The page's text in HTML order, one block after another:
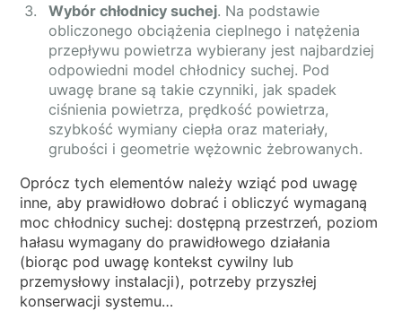
Wybór chłodnicy suchej. Na podstawie
obliczonego obciążenia cieplnego i natężenia
przepływu powietrza wybierany jest najbardziej
odpowiedni model chłodnicy suchej. Pod
uwagę brane są takie czynniki, jak spadek
ciśnienia powietrza, prędkość powietrza,
szybkość wymiany ciepła oraz materiały,
grubości i geometrie wężownic żebrowanych.
Oprócz tych elementów należy wziąć pod uwagę
inne, aby prawidłowo dobrać i obliczyć wymaganą
moc chłodnicy suchej: dostępną przestrzeń, poziom
hałasu wymagany do prawidłowego działania
(biorąc pod uwagę kontekst cywilny lub
przemysłowy instalacji), potrzeby przyszłej
konserwacji systemu…